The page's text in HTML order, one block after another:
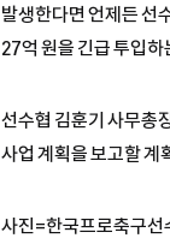
발생한다면 언제든 선
27억 원을 긴급 투입하
선수협 김훈기 사무총
사업 계획을 보고할 계
사진=한국프로축구선